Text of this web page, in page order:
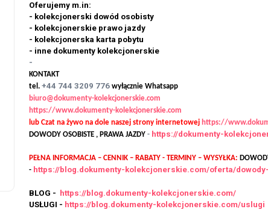
Oferujemy m.in:
- kolekcjonerski dowód osobisty
- kolekcjonerskie prawo jazdy
- kolekcjonerska karta pobytu
- inne dokumenty kolekcjonerskie
-
KONTAKT
tel. +44 744 3209 776 wyłącznie Whatsapp
biuro@dokumenty-kolekcjonerskie.com
https://www.dokumenty-kolekcjonerskie.com
lub Czat na żywo na dole naszej strony internetowej https://
DOWODY OSOBISTE , PRAWA JAZDY - https://dokumenty-
PEŁNA INFORMACJA – CENNIK – RABATY - TERMINY – WYSYŁKA:
- https://blog.dokumenty-kolekcjonerskie.com/oferta/
BLOG -
https://blog.dokumenty-kolekcjonerskie.com/
USŁUGI - https://blog.dokumenty-kolekcjonerskie.com/uslugi
oferta
Kupie paszport
kolekcjonerski, Kupie
paszport.
26 października, 2025